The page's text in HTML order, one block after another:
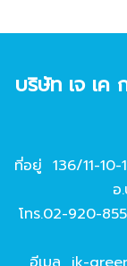
บริษัท เจ เค
ที่อยู่ 136/11-
อ
โทร.02-920-